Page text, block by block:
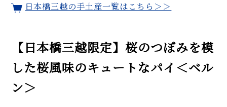
日本橋三越の手土産一覧はこちら＞＞
【日本橋三越限定】桜のつぼみを模
した桜風味のキュートなパイ＜ベル
ン＞